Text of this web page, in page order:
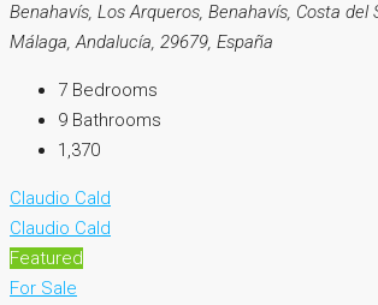
Benahavís, Los Arqueros, Benahavís, Costa del
Málaga, Andalucía, 29679, España
7 Bedrooms
9 Bathrooms
1,370
Claudio Cald
Claudio Cald
Featured
For Sale